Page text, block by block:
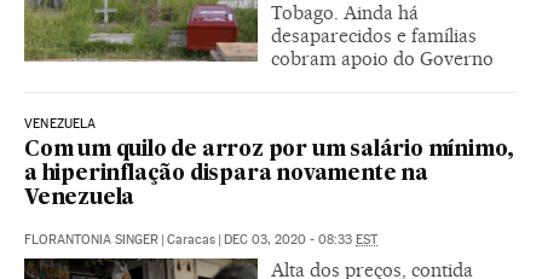
Tobago. Ainda há
desaparecidos e famílias
cobram apoio do Governo
VENEZUELA
Com um quilo de arroz por um salário mínimo,
a hiperinflação dispara novamente na
Venezuela
FLORANTONIA SINGER | Caracas | DEC 03, 2020 - 08:33 EST
Alta dos preços, contida